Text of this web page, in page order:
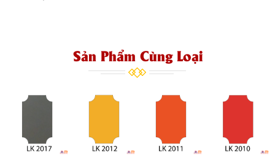
Sản Phẩm Cùng Loại